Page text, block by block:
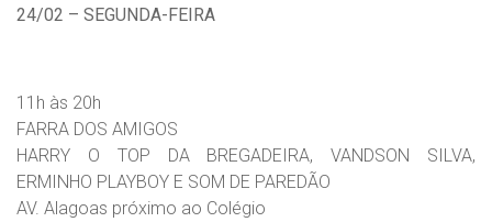
24/02 – SEGUNDA-FEIRA
11h às 20h
FARRA DOS AMIGOS
HARRY O TOP DA BREGADEIRA, VANDSON SILVA,
ERMINHO PLAYBOY E SOM DE PAREDÃO
AV. Alagoas próximo ao Colégio